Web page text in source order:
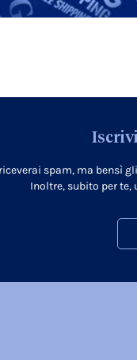
spam, ma bensì
Inoltre, subito per te,